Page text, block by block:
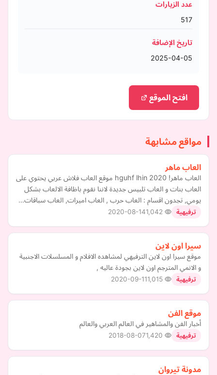
عدد الزيارات
517
تاريخ الإضافة
2025-04-05
افتح الموقع
مواقع مشابهة
العاب ماهر
العاب ماهر! hguhf lhin 2020 موقع العاب فلاش عربي يحتوي على
العاب بنات و العاب تلبيس جديدة لاننا نقوم باظافة الالعاب بشكل
يومي, تجدون اقسام : العاب حرب , العاب اميرات, العاب سباقات…
ترفيهية 2020-08-14
سيرا اون لاين
موقع سيرا اون لاين الترفيهي لمشاهده الافلام و المسلسلات الاجنبية
و الانمي المترجم اون لاين بجودة عاليه ,
ترفيهية 2020-09-11
موقع الفن
أخبار الفن والمشاهير في العالم العربي والعالم
ترفيهية 2018-08-07
مدونة تيروان